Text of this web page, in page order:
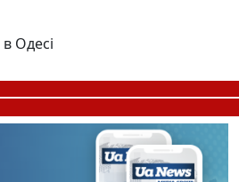
в Одесі